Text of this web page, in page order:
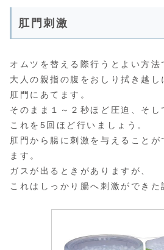
肛門刺激
オムツを替える際行うとよい方法
大人の親指の腹をおしり拭き越
肛門にあてます。
そのまま１～２秒ほど圧迫、そし
これを5回ほど行いましょう。
肛門から腸に刺激を与えることが
ます。
ガスが出るときがありますが、
これはしっかり腸へ刺激ができた